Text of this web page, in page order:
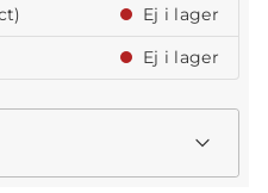
Ej i lager
Ej i lager